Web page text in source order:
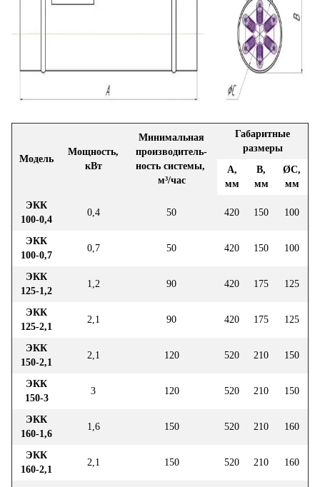
Модель
Мощность,
кВт
Минимальная
производитель-
ность системы,
м³/час
Габаритные
размеры
A,
мм
B,
мм
ØC,
мм
ЭКК
100-0,4
0,4 50 420 150 100
ЭКК
100-0,7
0,7 50 420 150 100
ЭКК
125-1,2
1,2 90 420 175 125
ЭКК
125-2,1
2,1 90 420 175 125
ЭКК
150-2,1
2,1 120 520 210 150
ЭКК
150-3
3 120 520 210 150
ЭКК
160-1,6
1,6 150 520 210 160
ЭКК
160-2,1
2,1 150 520 210 160